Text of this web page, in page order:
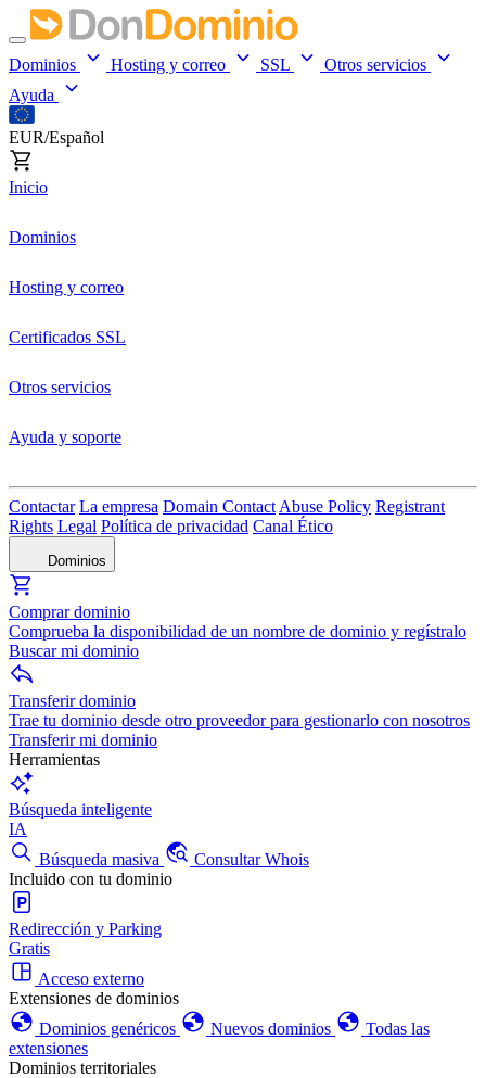
Dominios Hosting y correo SSL
Otros servicios
Ayuda
EUR/Español
Inicio
Dominios
Hosting y correo
Certificados SSL
Otros servicios
Ayuda y soporte
Contactar La empresa Domain Contact Abuse Policy Registrant
Rights Legal Política de privacidad Canal Ético
Dominios
Comprar dominio
Comprueba la disponibilidad de un nombre de dominio y regístralo
Buscar mi dominio
Transferir dominio
Trae tu dominio desde otro proveedor para gestionarlo con nosotros
Transferir mi dominio
Herramientas
Búsqueda inteligente
IA
Búsqueda masiva
Consultar Whois
Incluido con tu dominio
Redirección y Parking
Gratis
Acceso externo
Extensiones de dominios
Dominios genéricos
Nuevos dominios
Todas las
extensiones
Dominios territoriales